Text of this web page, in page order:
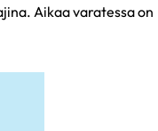
Aikaa varatessa on